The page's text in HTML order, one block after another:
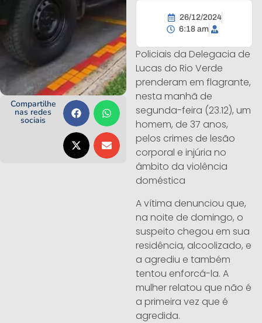
Compartilhe
nas redes
sociais
26/12/2024
6:18 am
Policiais da Delegacia de
Lucas do Rio Verde
prenderam em flagrante,
nesta manhã de
segunda-feira (23.12), um
homem, de 37 anos,
pelos crimes de lesão
corporal e injúria no
âmbito da violência
doméstica
A vítima denunciou que,
na noite de domingo, o
suspeito chegou em sua
residência, alcoolizado, e
a agrediu e também
tentou enforcá-la. A
mulher relatou que não é
a primeira vez que é
agredida.